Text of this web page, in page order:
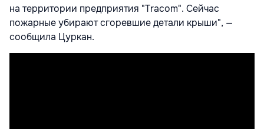
на территории предприятия "Tracom". Сейчас
пожарные убирают сгоревшие детали крыши", —
сообщила Цуркан.